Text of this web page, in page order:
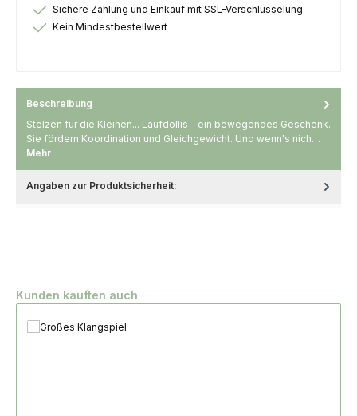
Sichere Zahlung und Einkauf mit SSL-Verschlüsselung
Kein Mindestbestellwert
Beschreibung
Stelzen für die Kleinen... Laufdollis - ein bewegendes Geschenk.
Sie fördern Koordination und Gleichgewicht. Und wenn's nich…
Mehr
Angaben zur Produktsicherheit:
Produktgalerie überspringen
Kunden kauften auch